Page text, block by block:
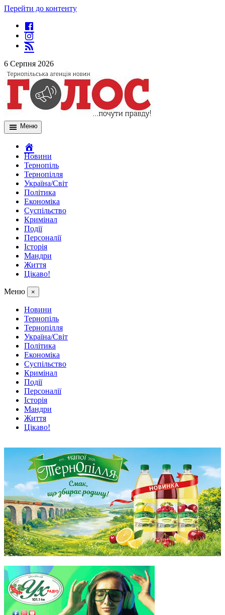
Перейти до контенту
6 Серпня 2026
Меню
Новини
Тернопіль
Тернопілля
Україна/Світ
Політика
Економіка
Суспільство
Кримінал
Події
Персоналії
Історія
Мандри
Життя
Цікаво!
Меню ×
Новини
Тернопіль
Тернопілля
Україна/Світ
Політика
Економіка
Суспільство
Кримінал
Події
Персоналії
Історія
Мандри
Життя
Цікаво!